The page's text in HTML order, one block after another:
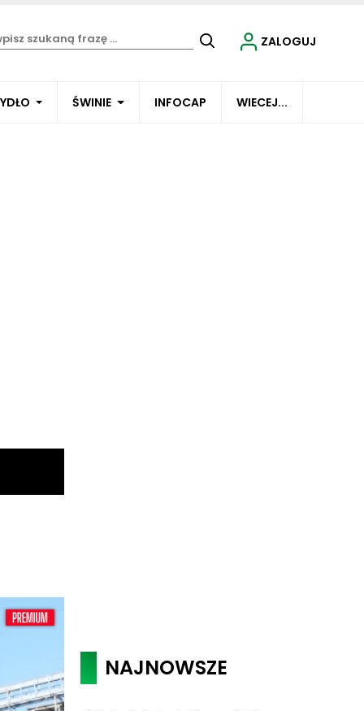
ŚWINIE INFOCAP WIECEJ...
ZALOGUJ
NAJNOWSZE